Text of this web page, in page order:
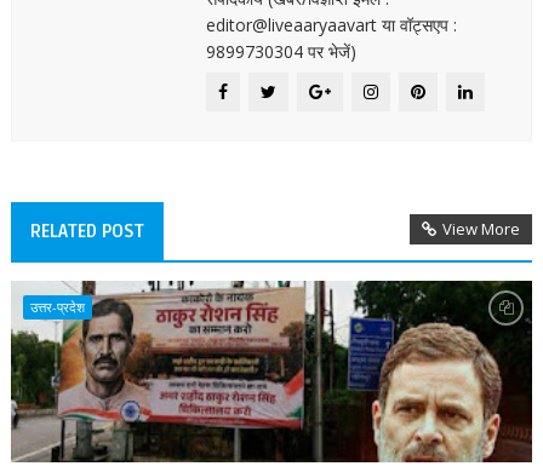
editor@liveaaryaavart या वॉट्सएप :
9899730304 पर भेजें)
RELATED POST View More
उत्तर-प्रदेश